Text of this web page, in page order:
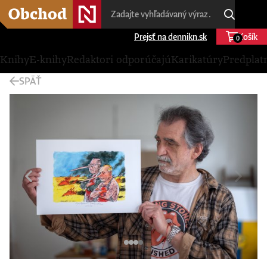
Prejsť na dennikn.sk Košík
0
KnihyE-knihyRedaktori odporúčajúKarikatúry
SPÄŤ